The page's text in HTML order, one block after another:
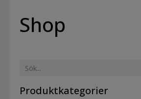
Shop
Produktkategorier